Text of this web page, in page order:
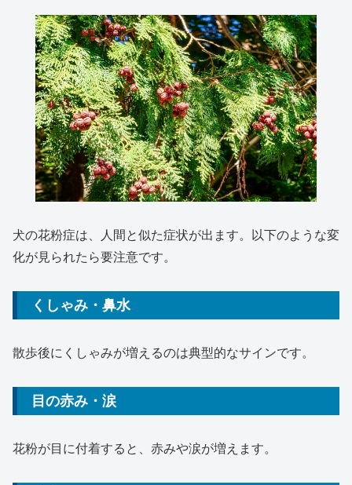
犬の花粉症は、人間と似た症状が出ます。以下のような変
化が見られたら要注意です。
くしゃみ・鼻水
散歩後にくしゃみが増えるのは典型的なサインです。
目の赤み・涙
花粉が目に付着すると、赤みや涙が増えます。